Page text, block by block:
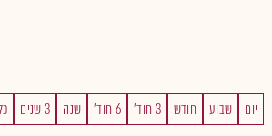
יום שבוע חודש 3 חוד' 6 חוד' שנה 3 שנים